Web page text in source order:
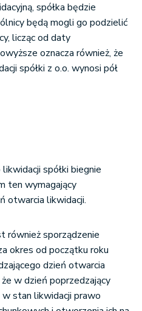
spółka będzie
będą mogli go podzielić
licząc od daty
oznacza również, że
spółki z o.o. wynosi pół
spółki biegnie
ten wymagający
otwarcia likwidacji.
również sporządzenie
okres od początku roku
dzień otwarcia
w dzień poprzedzający
stan likwidacji prawo